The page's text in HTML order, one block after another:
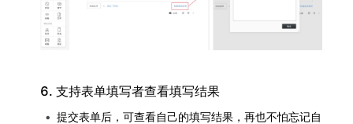
6. 支持表单填写者查看填写结果
提交表单后，可查看自己的填写结果，再也不怕忘记自